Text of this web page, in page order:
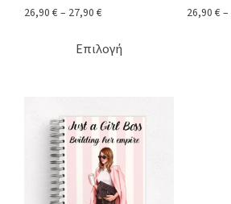
26,90 € – 27,90 €
Επιλογή
26,90 € –